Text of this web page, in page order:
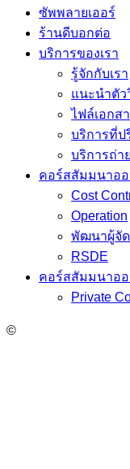
ซัพพลายเออร์
ร้านดีบอกต่อ
บริการของเรา
รู้จักกับเรา
แนะนำตัว
ไฟล์เอกส
บริการที่ป
บริการถ่า
คอร์สสัมมนาอ
Cost
Operation
พัฒนาผู้จั
RSDE
คอร์สสัมมนาอ
Private
©